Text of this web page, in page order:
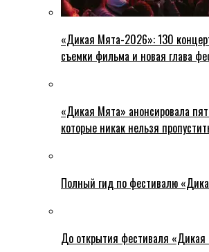
«Дикая Мята-2026»: 130
съемки фильма и новая глава
«Дикая Мята» анонсировала
которые никак нельзя
Полный гид по фестивалю
До открытия фестиваля